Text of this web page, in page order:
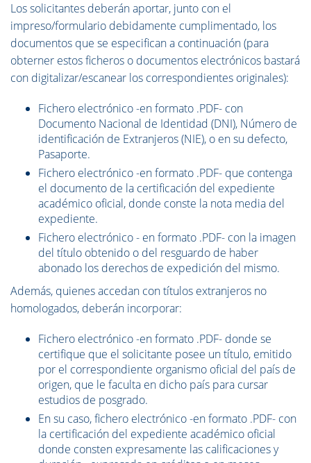
Los solicitantes deberán aportar, junto con el
impreso/formulario debidamente cumplimentado, los
documentos que se especifican a continuación (para
obterner estos ficheros o documentos electrónicos bastará
con digitalizar/escanear los correspondientes originales):
Fichero electrónico -en formato .PDF- con
Documento Nacional de Identidad (DNI), Número de
identificación de Extranjeros (NIE), o en su defecto,
Pasaporte.
Fichero electrónico -en formato .PDF- que contenga
el documento de la certificación del expediente
académico oficial, donde conste la nota media del
expediente.
Fichero electrónico - en formato .PDF- con la imagen
del título obtenido o del resguardo de haber
abonado los derechos de expedición del mismo.
Además, quienes accedan con títulos extranjeros no
homologados, deberán incorporar:
Fichero electrónico -en formato .PDF- donde se
certifique que el solicitante posee un título, emitido
por el correspondiente organismo oficial del país de
origen, que le faculta en dicho país para cursar
estudios de posgrado.
En su caso, fichero electrónico -en formato .PDF- con
la certificación del expediente académico oficial
donde consten expresamente las calificaciones y